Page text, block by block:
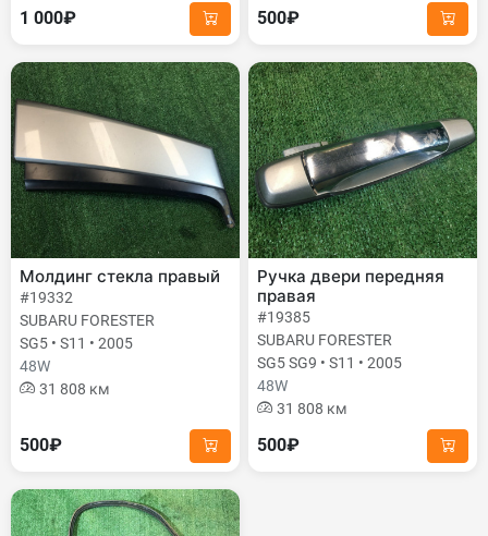
1 000₽ 500₽
Молдинг стекла правый
#19332
SUBARU FORESTER
SG5 • S11 • 2005
48W
31 808 км
500₽
Ручка двери передняя
правая
#19385
SUBARU FORESTER
SG5 SG9 • S11 • 2005
48W
31 808 км
500₽